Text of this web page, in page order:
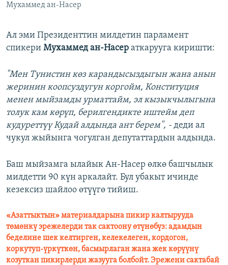
Мухаммед ан-Насер
​Ал эми Президенттин милдетин парламент
спикери ​ Мухаммед ан-Насер аткарууга киришти:
"Мен Тунистин көз карандысыздыгын жана анын
жеринин коопсуздугун коргойм, Конституция
менен мыйзамды урматтайм, эл кызыкчылыгына
толук кам көрүп, берилгендикте иштейм деп
кудуреттүү Кудай алдында ант берем", - деди ал
чукул жыйынга чогулган депутаттардын алдында.
Баш мыйзамга ылайык Ан-Насер өлкө башчылык
милдетти 90 күн аркалайт. Бул убакыт ичинде
кезексиз шайлоо өтүүгө тийиш.
«Азаттыктын» материалдарына пикир калтырууда
төмөнкү эрежелерди так сактоону өтүнөбүз: адамдын
беделине шек келтирген, келекелеген, кордогон,
коркутуп-үркүткөн, басмырлаган жана жек көрүүнү
козуткан пикирлерди жазууга болбойт. Эрежени сактабай